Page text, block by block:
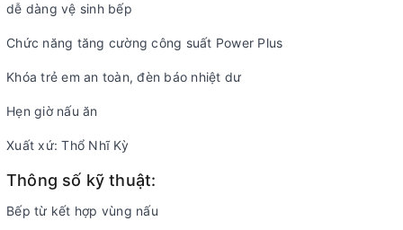
dễ dàng vệ sinh bếp
Chức năng tăng cường công suất Power Plus
Khóa trẻ em an toàn, đèn báo nhiệt dư
Hẹn giờ nấu ăn
Xuất xứ: Thổ Nhĩ Kỳ
Thông số kỹ thuật:
Bếp từ kết hợp vùng nấu